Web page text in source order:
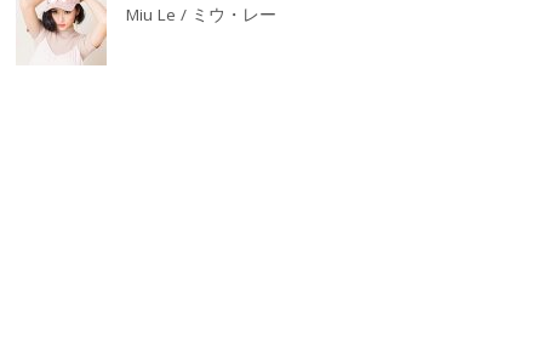
Miu Le / ミウ・レー